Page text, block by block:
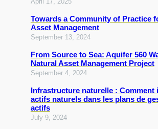
Towards a Community of Practice
Asset Management
September 13, 2024
From Source to Sea: Aquifer 560
Natural Asset Management Project
September 4, 2024
Infrastructure naturelle : Comment
actifs naturels dans les plans de
actifs
July 9, 2024